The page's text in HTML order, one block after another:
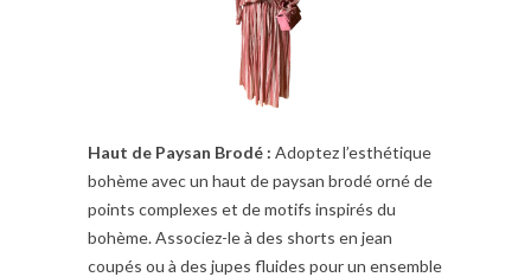
Haut de Paysan Brodé : Adoptez l’esthétique
bohème avec un haut de paysan brodé orné de
points complexes et de motifs inspirés du
bohème. Associez-le à des shorts en jean
coupés ou à des jupes fluides pour un ensemble